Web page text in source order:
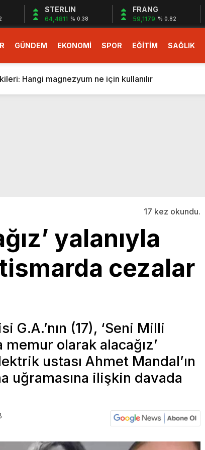
STERLIN
64,4811 % 0.38
FRANG
59,1179 % 0.82
GÜNDEM EKONOMİ SPOR EĞİTİM SAĞLIK
dev teklif
gelecek yeni özellikler belli oldu
Hangi magnezyum ne için kullanılır
başlıyor
dev teklif
17 kez okundu.
yalanıyla
cezalar
G.A.’nın (17), ‘Seni Milli
memur olarak alacağız’
ustası Ahmet Mandal’ın
uğramasına ilişkin davada